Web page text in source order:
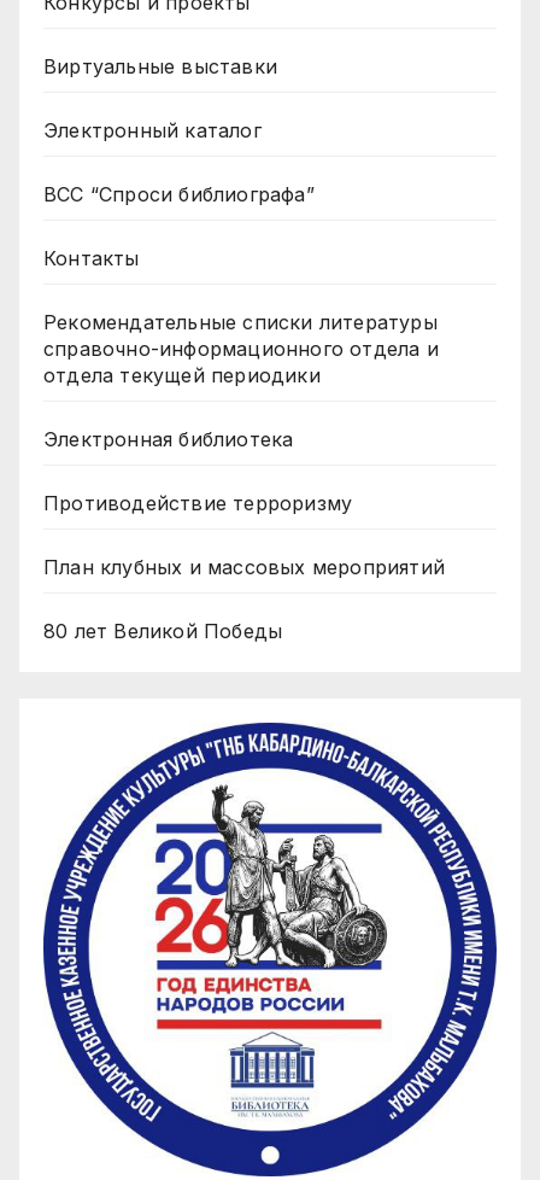
Виртуальные выставки
Электронный каталог
ВСС “Спроси библиографа”
Контакты
Рекомендательные списки литературы
справочно-информационного отдела и
отдела текущей периодики
Электронная библиотека
Противодействие терроризму
План клубных и массовых мероприятий
80 лет Великой Победы